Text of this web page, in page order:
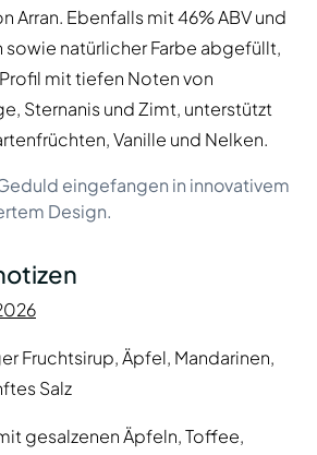
Arran. Ebenfalls mit 46% ABV und
natürlicher Farbe abgefüllt,
mit tiefen Noten von
Sternanis und Zimt, unterstützt
Vanille und Nelken.
eingefangen in innovativem
Design.
Fruchtsirup, Äpfel, Mandarinen,
Salz
gesalzenen Äpfeln, Toffee,